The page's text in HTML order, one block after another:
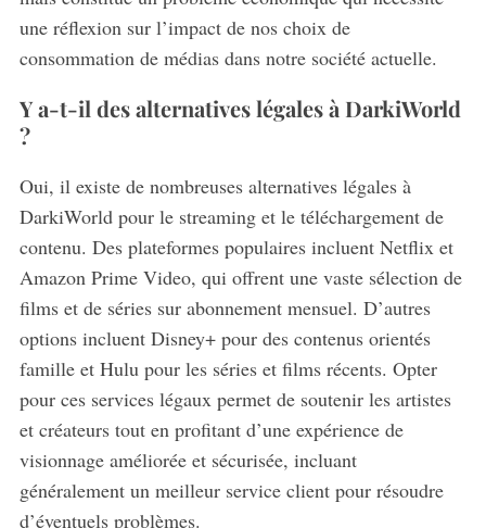
une réflexion sur l’impact de nos choix de
consommation de médias dans notre société actuelle.
Y a-t-il des alternatives légales à DarkiWorld
?
Oui, il existe de nombreuses alternatives légales à
DarkiWorld pour le streaming et le téléchargement de
contenu. Des plateformes populaires incluent Netflix et
Amazon Prime Video, qui offrent une vaste sélection de
films et de séries sur abonnement mensuel. D’autres
options incluent Disney+ pour des contenus orientés
famille et Hulu pour les séries et films récents. Opter
pour ces services légaux permet de soutenir les artistes
et créateurs tout en profitant d’une expérience de
visionnage améliorée et sécurisée, incluant
généralement un meilleur service client pour résoudre
d’éventuels problèmes.